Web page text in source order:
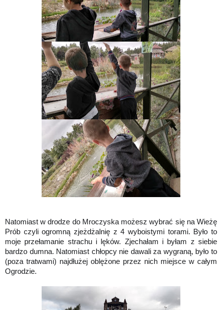
Natomiast w drodze do Mroczyska możesz wybrać się na Wieżę
Prób czyli ogromną zjeżdżalnię z 4 wyboistymi torami. Było to
moje przełamanie strachu i lęków. Zjechałam i byłam z siebie
bardzo dumna. Natomiast chłopcy nie dawali za wygraną, było to
(poza tratwami) najdłużej oblężone przez nich miejsce w całym
Ogrodzie.